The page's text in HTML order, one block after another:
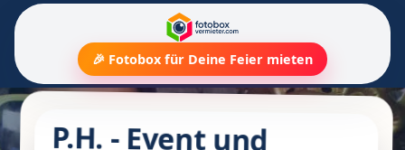
🎉 Fotobox für Deine Feier mieten
P.H. - Event und
Hochzeits DJ für
Brandenburg,
Potsdam, Berlin,
Sachsen & Sachsen-